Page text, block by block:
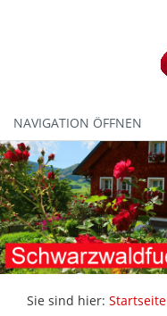
NAVIGATION ÖFFNEN
Sie sind hier: Startseite